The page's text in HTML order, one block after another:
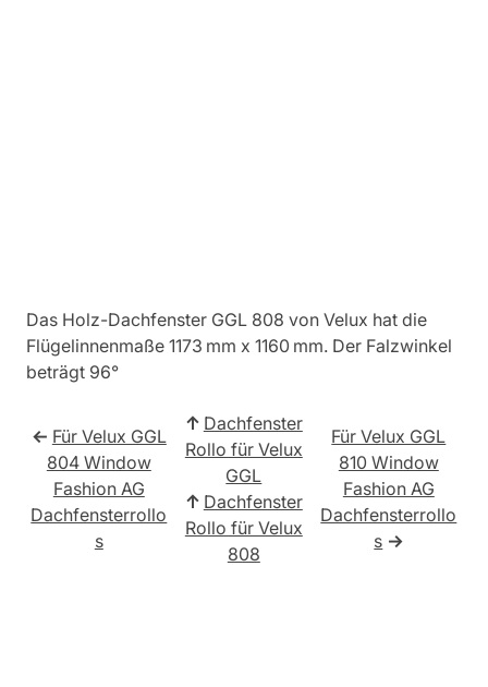
Das Holz-Dachfenster GGL 808 von Velux hat die
Flügelinnenmaße 1173 mm x 1160 mm. Der Falzwinkel
beträgt 96°
← Für Velux GGL
804 Window
Fashion AG
Dachfensterrollo
s
↑ Dachfenster
Rollo für Velux
GGL
↑ Dachfenster
Rollo für Velux
808
Für Velux GGL
810 Window
Fashion AG
Dachfensterrollo
s →